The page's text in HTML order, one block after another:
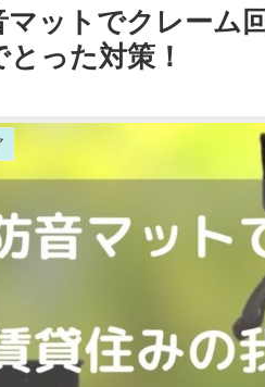
マットでクレーム
とった対策！